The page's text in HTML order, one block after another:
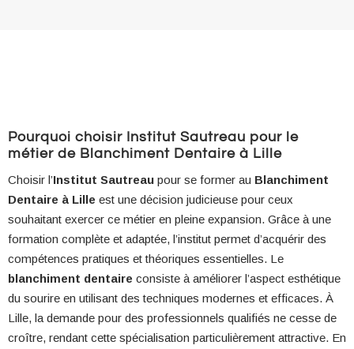
Pourquoi choisir Institut Sautreau pour le
métier de Blanchiment Dentaire à Lille
Choisir l’Institut Sautreau pour se former au Blanchiment
Dentaire à Lille est une décision judicieuse pour ceux
souhaitant exercer ce métier en pleine expansion. Grâce à une
formation complète et adaptée, l’institut permet d’acquérir des
compétences pratiques et théoriques essentielles. Le
blanchiment dentaire consiste à améliorer l’aspect esthétique
du sourire en utilisant des techniques modernes et efficaces. À
Lille, la demande pour des professionnels qualifiés ne cesse de
croître, rendant cette spécialisation particulièrement attractive. En